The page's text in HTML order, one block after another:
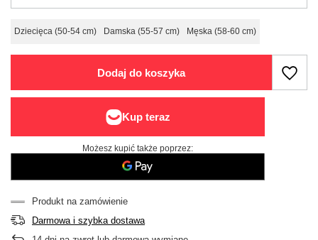
Dziecięca (50-54 cm) Damska (55-57 cm) Męska (58-60 cm)
Dodaj do koszyka
Możesz kupić także poprzez:
Produkt na zamówienie
Darmowa i szybka dostawa